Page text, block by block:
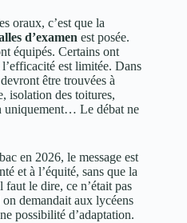
oraux, c’est que la
d’examen est posée.
équipés. Certains ont
l’efficacité est limitée. Dans
être trouvées à
isolation des toitures,
uniquement… Le débat ne
en 2026, le message est
et à l’équité, sans que la
le dire, ce n’était pas
demandait aux lycéens
possibilité d’adaptation.